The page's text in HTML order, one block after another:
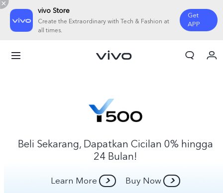
vivo Store
Create the Extraordinary with Tech & Fashion at
all times.
Get
APP
Beli Sekarang, Dapatkan Cicilan 0% hingga
24 Bulan!
Learn More Buy Now